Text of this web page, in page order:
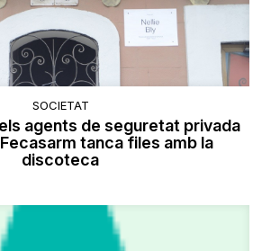
SOCIETAT
agents de seguretat privada
tanca files amb la
discoteca